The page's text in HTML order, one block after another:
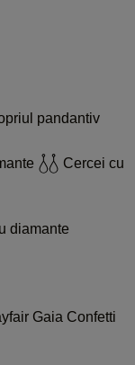
pandantiv
Cercei cu
diamante
Gaia Confetti